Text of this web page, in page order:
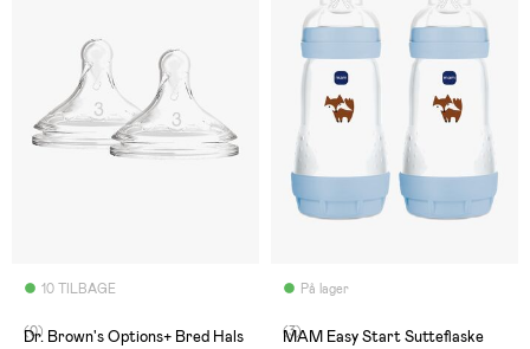
10 TILBAGE
(0)
Dr. Brown's Options+ Bred Hals
På lager
(3)
MAM Easy Start Sutteflaske